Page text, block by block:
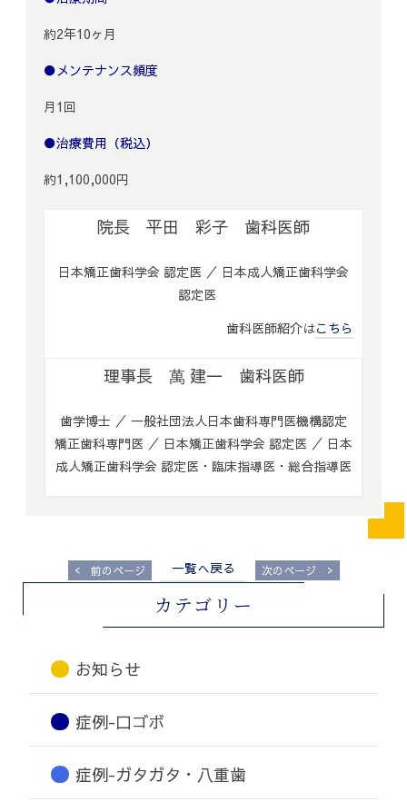
カテゴリー
お知らせ
症例-口ゴボ
症例-ガタガタ・八重歯
約2年10ヶ月
●メンテナンス頻度
月1回
●治療費用（税込）
約1,100,000円
院長 平田 彩子 歯科医師
日本矯正歯科学会 認定医 ／ 日本成人矯正歯科学会
認定医
歯科医師紹介はこちら
理事長 萬 建一 歯科医師
歯学博士 ／ 一般社団法人日本歯科専門医機構認定
矯正歯科専門医 ／ 日本矯正歯科学会 認定医 ／ 日本
成人矯正歯科学会 認定医・臨床指導医・総合指導医
<前のページ 一覧へ戻る 次のページ >